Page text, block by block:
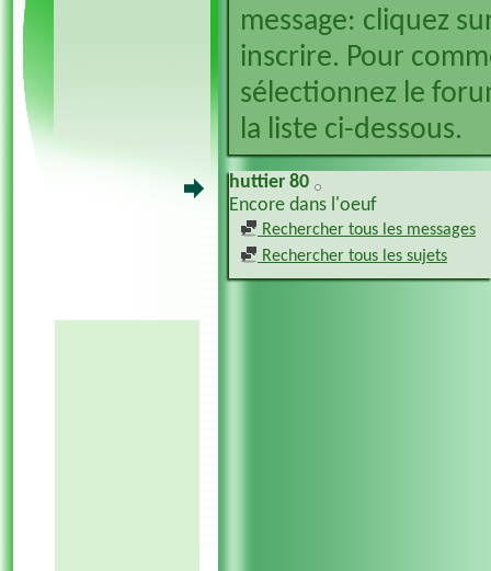
message: cliquez
inscrire. Pour
sélectionnez le
la liste ci-dessous.
huttier 80
Encore dans l'oeuf
Rechercher tous les messages
Rechercher tous les sujets